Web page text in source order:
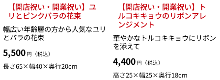
【開店祝い・開業祝い】ユ
リとピンクバラの花束
幅広い年齢層の方から人気なユリ
とバラの花束
5,500 円（税込）
長さ65×幅40×奥行20cm
【開店祝い・開業祝い】ト
ルコキキョウのリボンアレ
ンジメント
華やかなトルコキキョウにリボン
を添えて
4,400 円（税込）
高さ25×幅25×奥行18cm